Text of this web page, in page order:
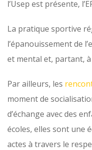
l’Usep est présente,
La pratique sportive
l’épanouissement de
et mental et, partant,
Par ailleurs, les
moment de
d’échange avec des
écoles, elles sont une
actes à travers le